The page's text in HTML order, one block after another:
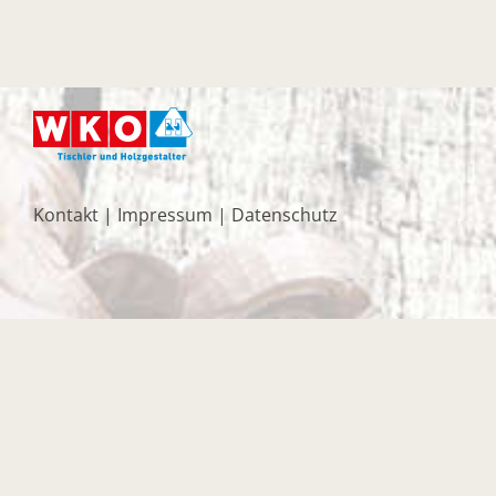
Kontakt | Impressum | Datenschutz